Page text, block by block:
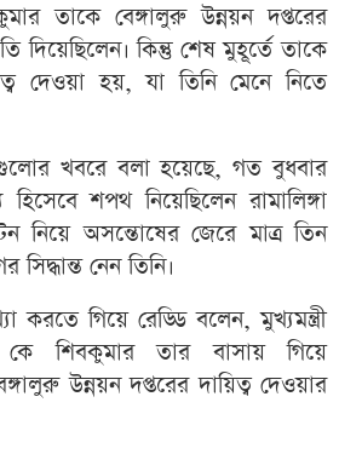
তাকে বেঙ্গালুরু উন্নয়ন দপ্তরের
দিয়েছিলেন। কিন্তু শেষ মুহূর্তে তাকে
দেওয়া হয়, যা তিনি মেনে নিতে
খবরে বলা হয়েছে, গত বুধবার
শপথ নিয়েছিলেন রামালিঙ্গা
নিয়ে অসন্তোষের জেরে মাত্র তিন
নেন তিনি।
করতে গিয়ে রেড্ডি বলেন, মুখ্যমন্ত্রী
শিবকুমার তার বাসায় গিয়ে
উন্নয়ন দপ্তরের দায়িত্ব দেওয়ার